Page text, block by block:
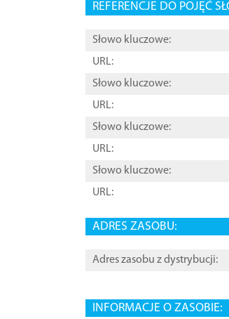
REFERENCJE DO POJĘĆ
Słowo kluczowe:
URL:
Słowo kluczowe:
URL:
Słowo kluczowe:
URL:
Słowo kluczowe:
URL:
ADRES ZASOBU:
Adres zasobu z dystrybucji:
INFORMACJE O ZASOBIE: